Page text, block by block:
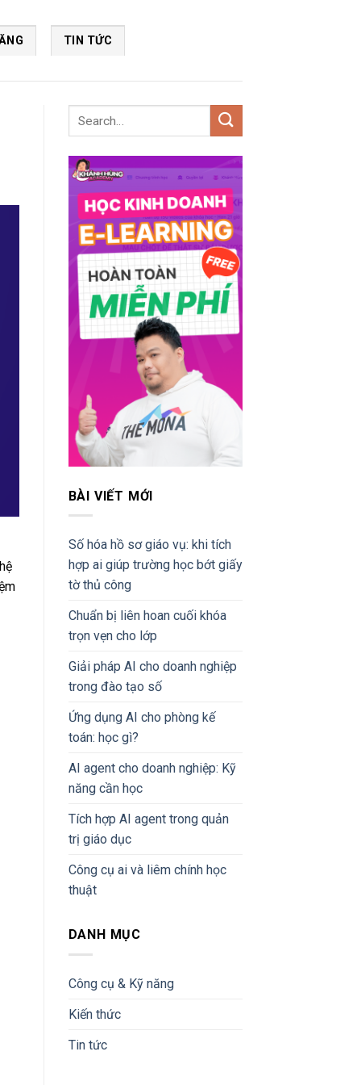
TIN TỨC
BÀI VIẾT MỚI
Số hóa hồ sơ giáo vụ: khi tích
hợp ai giúp trường học bớt giấy
tờ thủ công
Chuẩn bị liên hoan cuối khóa
trọn vẹn cho lớp
Giải pháp AI cho doanh nghiệp
trong đào tạo số
Ứng dụng AI cho phòng kế
toán: học gì?
AI agent cho doanh nghiệp: Kỹ
năng cần học
Tích hợp AI agent trong quản
trị giáo dục
Công cụ ai và liêm chính học
thuật
DANH MỤC
Công cụ & Kỹ năng
Kiến thức
Tin tức